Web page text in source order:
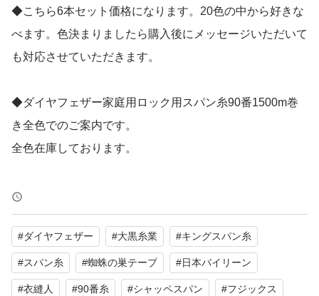
◆こちら6本セット価格になります。20色の中から好きな
べます。色決まりましたら購入後にメッセージいただいて
も対応させていただきます。
◆ダイヤフェザー家庭用ロック用スパン糸90番1500m巻
き全色でのご案内です。
全色在庫しております。
◆1ページ目 ◆ 2、3ページ目
1→赤 8→クリーム
2→ピンク 9→澄グリーン
3→水色 10→茶
4→薄いベージュ 11→エンジ
#ダイヤフェザー #大黒糸業 #キングスパン糸
#スパン糸 #蜘蛛の巣テープ #日本バイリーン
#衣縫人 #90番糸 #シャッペスパン #フジックス